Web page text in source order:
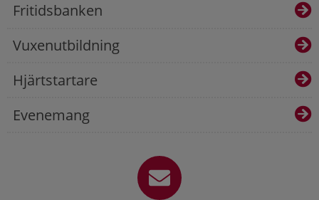
Fritidsbanken
Vuxenutbildning
Hjärtstartare
Evenemang